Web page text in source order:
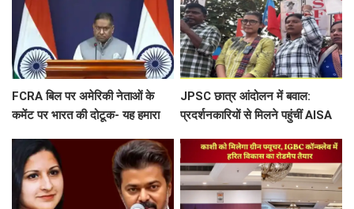
FCRA बिल पर अमेरिकी नेताओं के
कमेंट पर भारत की दोटूक- यह हमारा
अपने कानून देखिए
JPSC छात्र आंदोलन में बवाल:
प्रदर्शनकारियों से मिलने पहुंचीं AISA